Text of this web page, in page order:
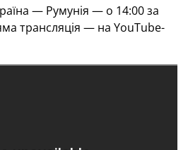
— Румунія — о 14:00 за
трансляція — на YouTube-